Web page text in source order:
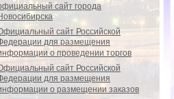
сайт города
сайт Российской
для размещения
о проведении торгов
сайт Российской
для размещения
о размещении заказов